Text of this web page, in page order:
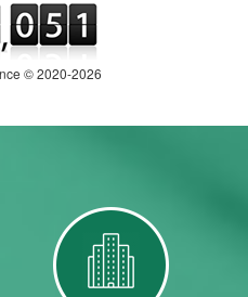
© 2020-2026